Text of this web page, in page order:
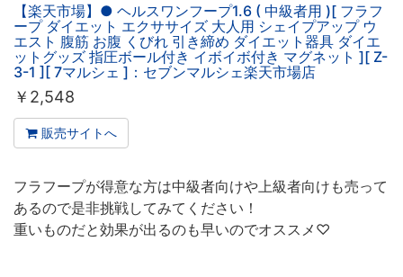
【楽天市場】● ヘルスワンフープ1.6 ( 中級者用 )[ フラフ
ープ ダイエット エクササイズ 大人用 シェイプアップ ウ
エスト 腹筋 お腹 くびれ 引き締め ダイエット器具 ダイエ
ットグッズ 指圧ボール付き イボイボ付き マグネット ][ Z-
3-1 ][ 7マルシェ ]：セブンマルシェ楽天市場店
￥ 2,548
販売サイトへ
フラフープが得意な方は中級者向けや上級者向けも売って
あるので是非挑戦してみてください！
重いものだと効果が出るのも早いのでオススメ♡